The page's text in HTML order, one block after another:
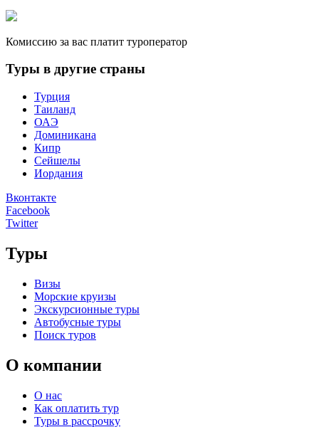
Комиссию за вас платит туроператор
Туры в другие страны
Турция
Таиланд
ОАЭ
Доминикана
Кипр
Сейшелы
Иордания
Вконтакте
Facebook
Twitter
Туры
Визы
Морские круизы
Экскурсионные туры
Автобусные туры
Поиск туров
О компании
О нас
Как оплатить тур
Туры в рассрочку